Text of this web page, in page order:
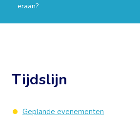
eraan?
Tijdslijn
Geplande evenementen